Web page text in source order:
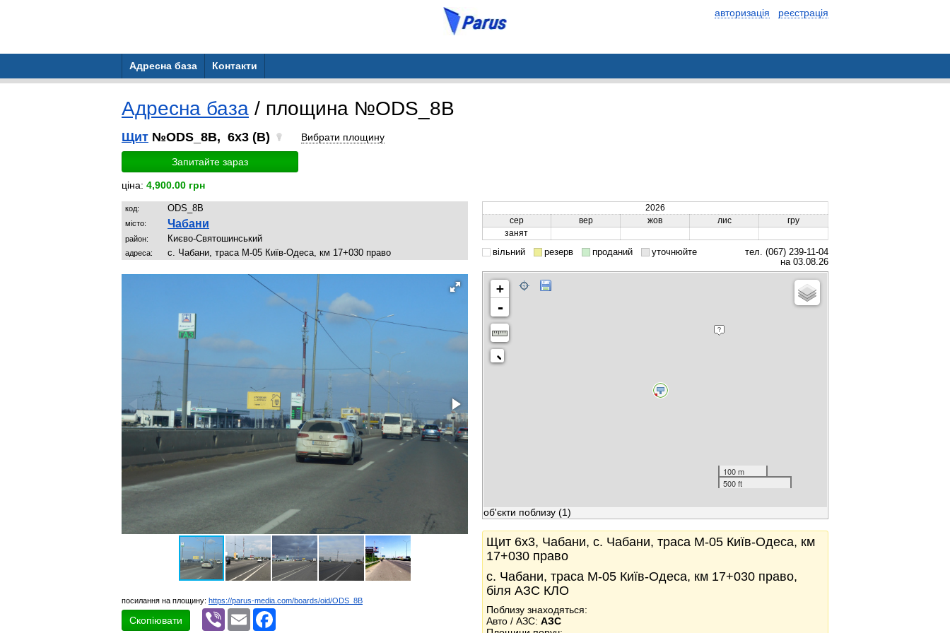
авторизація реєстрація
Адресна база Контакти
Адресна база / площина №ODS_8B
Щит №ODS_8B, 6x3 (B) Вибрати площину
Запитайте зараз
ціна: 4,900.00 грн
код: ODS_8B
місто: Чабани
район: Києво-Святошинський
адреса: с. Чабани, траса М-05 Київ-Одеса, км 17+030 право
посилання на площину: https://parus-media.com/boards/oid/ODS_8B
Скопіювати
Viber Email
2026
сер
вер жов лис
гру
занят
вільний резерв проданий уточнюйте
тел. (067) 239-11-04
на 03.08.26
+
-
100 m
500 ft
об'єкти поблизу (1)
Щит 6x3, Чабани, с. Чабани, траса М-05 Київ-Одеса, км
17+030 право
с. Чабани, траса М-05 Київ-Одеса, км 17+030 право,
біля АЗС КЛО
Поблизу знаходяться:
Авто / АЗС: АЗС